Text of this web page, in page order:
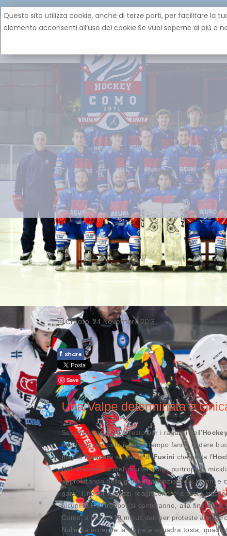
Creato: 24 Novembre 2013
f Share
Save
Una Valpe determinata e
Seconda battuta d'arresto per i ragazzi dell'
atleti che per tutto il primo tempo fanno vedere
play diRonzoni su assist diFusini che porta l’
Nel secondo drittel risulteranno, purtroppo,
approfittando delle gravi disattenzioni dei lariani e
gara. I nostri ragazzi reagiscono e a testa
alcuni falli di troppo (si conteranno, alla fine
Como, a parte i 10 minuti dati per proteste al
Nulla da eccepire la Valpe è squadra tosta,
Questo sito utilizza cookie, anche di terze parti, per facilitare la
elemento acconsenti all’uso dei cookie.Se vuoi saperne di più o